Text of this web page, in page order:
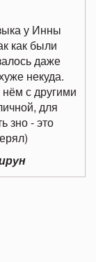
у Инны
как были
даже
некуда.
с другими
для
зно - это